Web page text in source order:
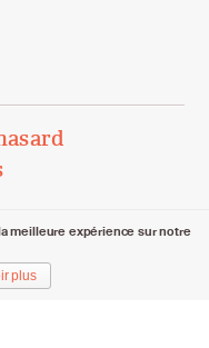
– 2026
respectifs.
meilleure expérience sur notre
plus